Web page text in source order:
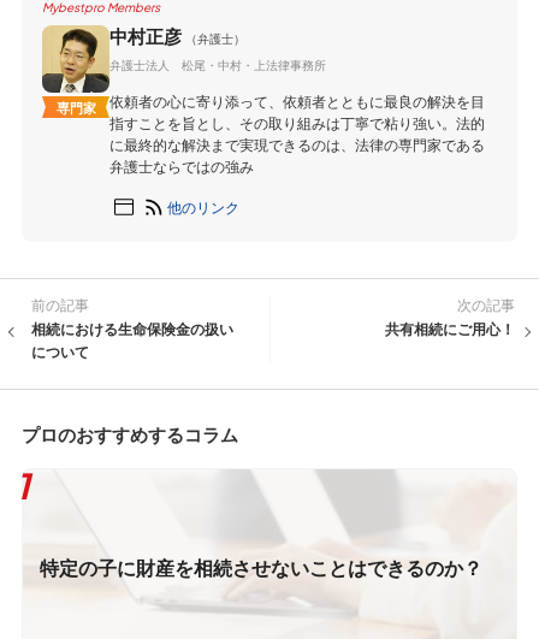
Mybestpro Members
専門家
中村正彦
（弁護士）
弁護士法人 松尾・中村・上法律事務所
依頼者の心に寄り添って、依頼者とともに最良の解決を目
指すことを旨とし、その取り組みは丁寧で粘り強い。法的
に最終的な解決まで実現できるのは、法律の専門家である
弁護士ならではの強み
他のリンク
前の記事
相続における生命保険金の扱い
について
次の記事
共有相続にご用心！
プロのおすすめするコラム
特定の子に財産を相続させないことはできるのか？